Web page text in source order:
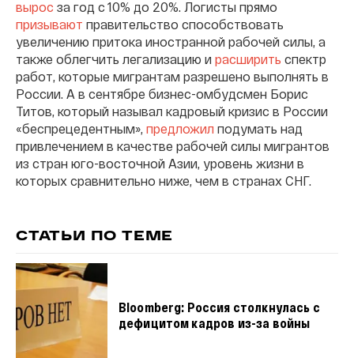
вырос за год с 10% до 20%. Логисты прямо
призывают правительство способствовать
увеличению притока иностранной рабочей силы, а
также облегчить легализацию и расширить спектр
работ, которые мигрантам разрешено выполнять в
России. А в сентябре бизнес-омбудсмен Борис
Титов, который называл кадровый кризис в России
«беспрецедентным», предложил подумать над
привлечением в качестве рабочей силы мигрантов
из стран юго-восточной Азии, уровень жизни в
которых сравнительно ниже, чем в странах СНГ.
СТАТЬИ ПО ТЕМЕ
Bloomberg: Россия столкнулась с
дефицитом кадров из-за войны